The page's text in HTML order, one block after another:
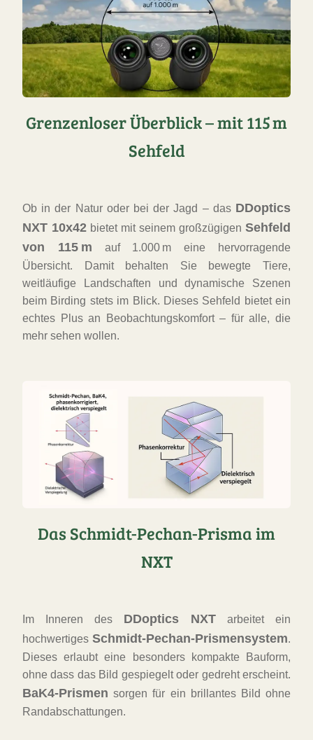
Grenzenloser Überblick – mit 115 m
Sehfeld
Ob in der Natur oder bei der Jagd – das DDoptics
NXT 10x42 bietet mit seinem großzügigen Sehfeld
von 115 m auf 1.000 m eine hervorragende
Übersicht. Damit behalten Sie bewegte Tiere,
weitläufige Landschaften und dynamische Szenen
beim Birding stets im Blick. Dieses Sehfeld bietet ein
echtes Plus an Beobachtungskomfort – für alle, die
mehr sehen wollen.
Das Schmidt-Pechan-Prisma im
NXT
Im Inneren des DDoptics NXT arbeitet ein
hochwertiges Schmidt-Pechan-Prismensystem.
Dieses erlaubt eine besonders kompakte Bauform,
ohne dass das Bild gespiegelt oder gedreht erscheint.
BaK4-Prismen sorgen für ein brillantes Bild ohne
Randabschattungen.